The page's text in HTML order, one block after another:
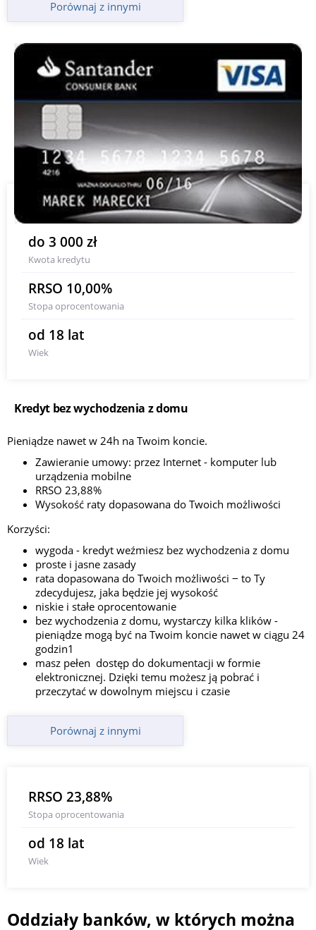
Porównaj z innymi
do 3 000 zł
Kwota kredytu
RRSO 10,00%
Stopa oprocentowania
od 18 lat
Wiek
Kredyt bez wychodzenia z domu
Pieniądze nawet w 24h na Twoim koncie.
Zawieranie umowy: przez Internet - komputer lub
urządzenia mobilne
RRSO 23,88%
Wysokość raty dopasowana do Twoich możliwości
Korzyści:
wygoda - kredyt weźmiesz bez wychodzenia z domu
proste i jasne zasady
rata dopasowana do Twoich możliwości ‒ to Ty
zdecydujesz, jaka będzie jej wysokość
niskie i stałe oprocentowanie
bez wychodzenia z domu, wystarczy kilka klików -
pieniądze mogą być na Twoim koncie nawet w ciągu 24
godzin1
masz pełen dostęp do dokumentacji w formie
elektronicznej. Dzięki temu możesz ją pobrać i
przeczytać w dowolnym miejscu i czasie
Porównaj z innymi
RRSO 23,88%
Stopa oprocentowania
od 18 lat
Wiek
Oddziały banków, w których można